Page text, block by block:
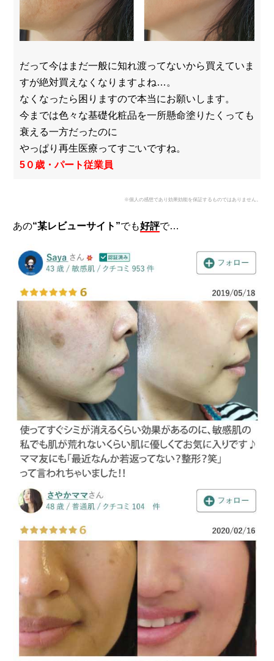
だって今はまだ一般に知れ渡ってないから買えていま
すが絶対買えなくなりますよね…。
なくなったら困りますので本当にお願いします。
今までは色々な基礎化粧品を一所懸命塗りたくっても
衰える一方だったのに
やっぱり再生医療ってすごいですね。
5０歳・パート従業員
※個人の感想であり効果効能を保証するものではありません。
あの“某レビューサイト”でも好評で…